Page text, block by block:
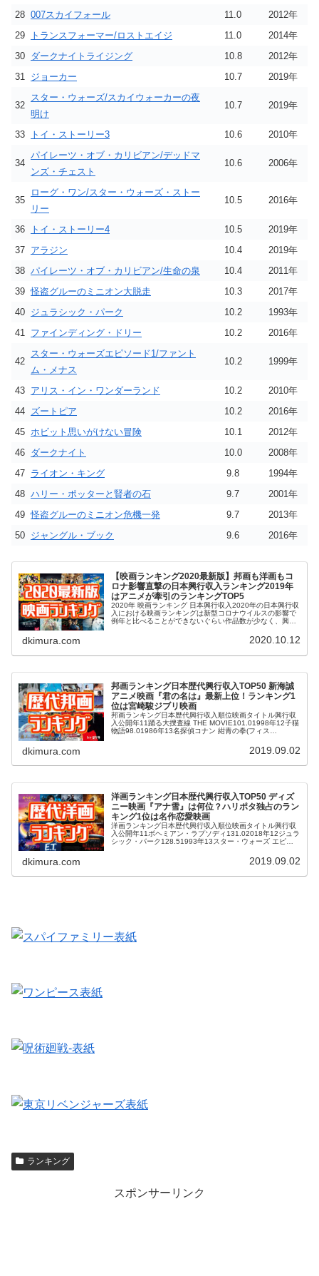
28 007スカイフォール 11.0
2012年
29
トランスフォーマー/ロストエイジ 11.0
2014年
30 ダークナイトライジング 10.8
2012年
31
ジョーカー 10.7 2019年
32
スター・ウォーズ/スカイウォーカーの夜
明け
10.7 2019年
33 トイ・ストーリー3 10.6 2010年
34
パイレーツ・オブ・カリビアン/デッドマ
ンズ・チェスト
10.6 2006年
35
ローグ・ワン/スター・ウォーズ・ストー
リー
10.5 2016年
36 トイ・ストーリー4 10.5
2019年
37 アラジン 10.4
2019年
38 パイレーツ・オブ・カリビアン/生命の泉 10.4
2011年
39 怪盗グルーのミニオン大脱走 10.3
2017年
40 ジュラシック・パーク 10.2
1993年
41
ファインディング・ドリー 10.2 2016年
42
スター・ウォーズエピソード1/ファント
ム・メナス
10.2 1999年
43 アリス・イン・ワンダーランド 10.2
2010年
44
ズートピア 10.2
2016年
45 ホビット思いがけない冒険 10.1
2012年
46 ダークナイト 10.0
2008年
47 ライオン・キング 9.8
1994年
48 ハリー・ポッターと賢者の石 9.7
2001年
49 怪盗グルーのミニオン危機一発 9.7
2013年
50 ジャングル・ブック 9.6 2016年
【映画ランキング2020最新版】邦画も洋画もコ
ロナ影響直撃の日本興行収入ランキング2019年
はアニメが牽引のランキングTOP5
2020年 映画ランキング 日本興行収入2020年の日本興行収
入における映画ランキングは新型コロナウイルスの影響で
例年と比べることができないぐらい作品数が少なく、興行
dkimura.com 2020.10.12
邦画ランキング日本歴代興行収入TOP50 新海誠
アニメ映画『君の名は』最新上位！ランキング1
位は宮崎駿ジブリ映画
邦画ランキング日本歴代興行収入順位映画タイトル興行収
入公開年11踊る大捜査線 THE MOVIE101.01998年12子猫
物語98.01986年13名探偵コナン 紺青の拳(フィス
dkimura.com 2019.09.02
洋画ランキング日本歴代興行収入TOP50 ディズ
ニー映画『アナ雪』は何位？ハリポタ独占のラン
キング1位は名作恋愛映画
洋画ランキング日本歴代興行収入順位映画タイトル興行収
入公開年11ボヘミアン・ラプソディ131.02018年12ジュラ
シック・パーク128.51993年13スター・ウォーズ エピソ
dkimura.com 2019.09.02
ランキング
スポンサーリンク